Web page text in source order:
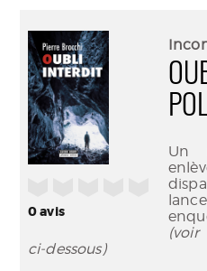
0avis
Un
ci-dessous)